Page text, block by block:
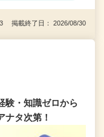
掲載終了日： 2026/08/30
験・知識ゼロから
ナタ次第！